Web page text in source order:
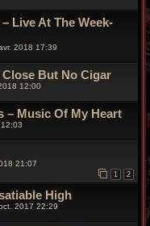
Live At The Week-
2018 17:39
But No Cigar
12:00
– Music Of My Heart
21:07
1 2
High
2017 22:29